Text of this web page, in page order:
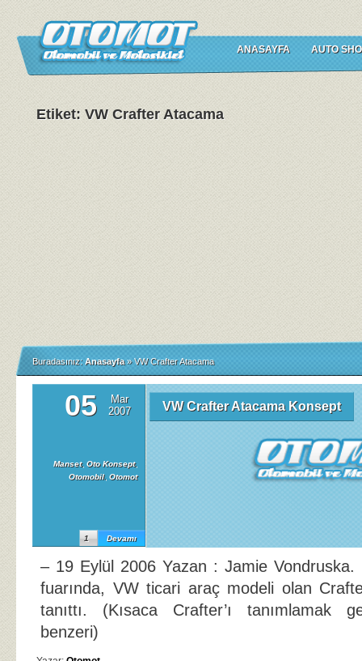
ANASAYFA AUTO
Etiket: VW Crafter Atacama
Buradasınız: Anasayfa » VW Crafter Atacama
05
Mar
2007
Manset, Oto Konsept,
Otomobil, Otomot
Devamı
1
VW Crafter Atacama Konsept
– 19 Eylül 2006 Yazan : Jamie Vondruska.
fuarında, VW ticari araç modeli olan
tanıttı. (Kısaca Crafter’ı tanımlamak
benzeri)